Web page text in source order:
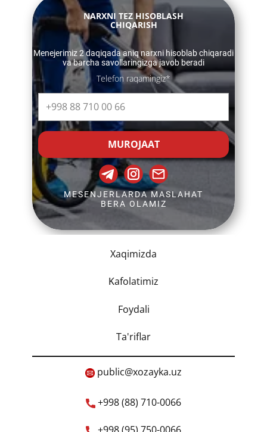
​​NARXNI TEZ HISOBLASH
CHIQARISH
​​Menejerimiz 2 daqiqada aniq narxni hisoblab chiqaradi
va barcha savollaringizga javob beradi
Telefon raqamingiz*
MUROJAAT
MESENJERLARDA MASLAHAT
BERA OLAMIZ
Xaqimizda
Kafolatimiz
Foydali
Ta'riflar
​public@xozayka.uz
+998 (88) 710-0066